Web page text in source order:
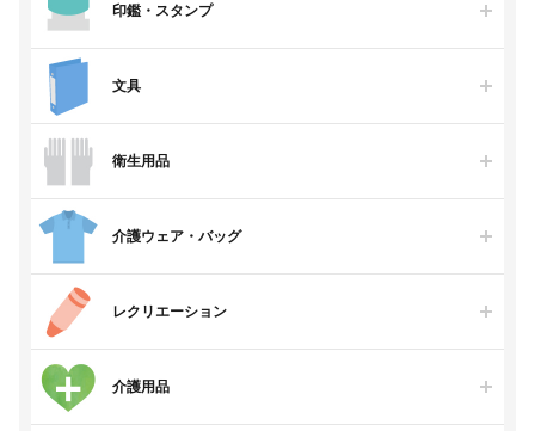
印鑑・スタンプ
文具
衛生用品
介護ウェア・バッグ
レクリエーション
介護用品